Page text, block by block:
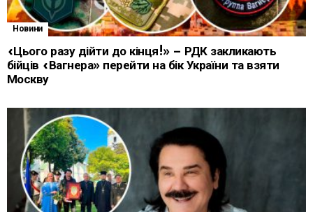
Новини
«Цього разу дійти до кінця!» – РДК закликають
бійців «Вагнера» перейти на бік України та взяти
Москву